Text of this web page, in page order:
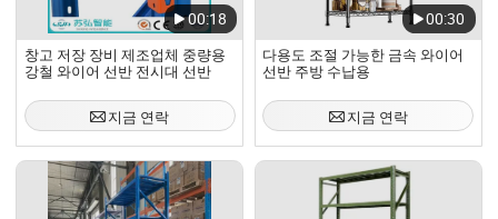
00:18
창고 저장 장비 제조업체 중량용
강철 와이어 선반 전시대 선반
지금 연락
00:30
다용도 조절 가능한 금속 와이어
선반 주방 수납용
지금 연락